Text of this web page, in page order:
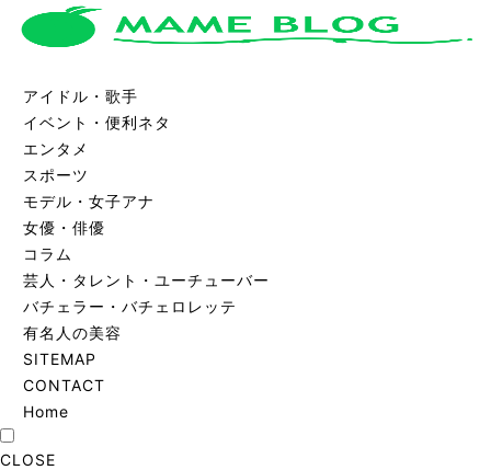
アイドル・歌手
イベント・便利ネタ
エンタメ
スポーツ
モデル・女子アナ
女優・俳優
コラム
芸人・タレント・ユーチューバー
バチェラー・バチェロレッテ
有名人の美容
SITEMAP
CONTACT
Home
CLOSE